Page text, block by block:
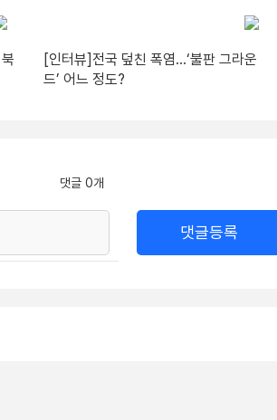
[인터뷰]전국 덮친 폭염…‘불판 그라운
드’ 어느 정도?
댓글 0개
댓글등록